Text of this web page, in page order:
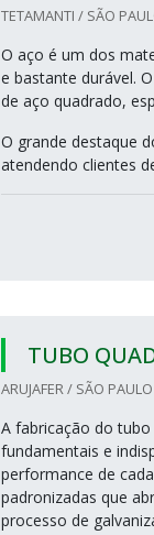
TETAMANTI / SÃO
O aço é um dos
e bastante durável.
de aço quadrado,
O grande destaque
atendendo clientes
TUBO
ARUJAFER / SÃO
A fabricação do
fundamentais e
performance de
padronizadas que
processo de